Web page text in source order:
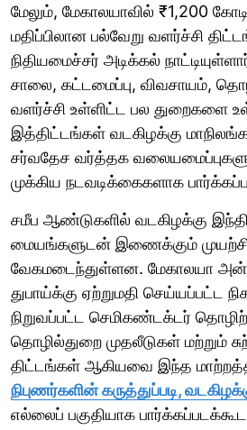
மேலும், மேகாலயாவில் ₹1,200
மதிப்பிலான பல்வேறு வளர்ச்சி
நிதியமைச்சர் அடிக்கல்
சாலை, கட்டமைப்பு, விவசாயம்,
வளர்ச்சி உள்ளிட்ட பல துறைகளை
இத்திட்டங்கள் வடகிழக்கு
சர்வதேச வர்த்தக
முக்கிய நடவடிக்கைகளாக
சமீப ஆண்டுகளில் வடகிழக்கு
மையங்களுடன் இணைக்கும்
வேகமடைந்துள்ளன. மேகாலயா
துபாய்க்கு ஏற்றுமதி செய்யப்பட்ட
நிறுவப்பட்ட செமிகண்டக்டர்
தொழில்துறை முதலீடுகள் மற்றும்
திட்டங்கள் ஆகியவை இந்த
நிபுணர்களின் கருத்துப்படி,
எல்லைப் பகுதியாக